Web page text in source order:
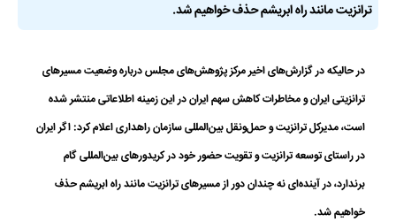
ترانزیت مانند راه ابریشم حذف خواهیم شد.
در حالیکه در گزارش‌های اخیر مرکز پژوهش‌های مجلس درباره وضعیت مسیرهای
ترانزیتی ایران و مخاطرات کاهش سهم ایران در این زمینه اطلاعاتی منتشر شده
است، مدیرکل ترانزیت و حمل‌ونقل بین‌المللی سازمان راهداری اعلام کرد: اگر ایران
در راستای توسعه ترانزیت و تقویت حضور خود در کریدورهای بین‌المللی گام
برندارد، در آینده‌ای نه چندان دور از مسیرهای ترانزیت مانند راه ابریشم حذف
خواهیم شد.